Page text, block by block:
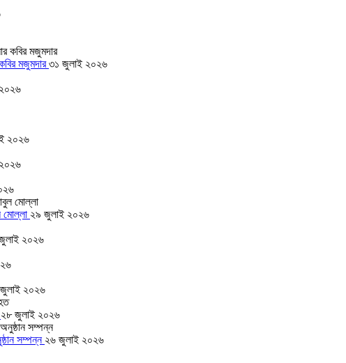
মজুমদার৩১ জুলাই ২০২৬
২০২৬
মোল্লা ২৯ জুলাই ২০২৬
২০২৬
২০২৬
২৮ জুলাই ২০২৬
সম্পন্ন ২৬ জুলাই ২০২৬